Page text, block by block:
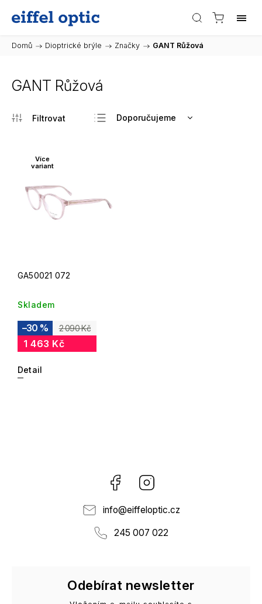
Domů / Dioptrické brýle / Značky / GANT Růžová
GANT Růžová
Doporučujeme
Více
variant
GA50021 072
Skladem
2 090 Kč
–30 %
1 463 Kč
Detail
Facebook
info@eiffeloptic.cz
245 007 022
Odebírat newsletter